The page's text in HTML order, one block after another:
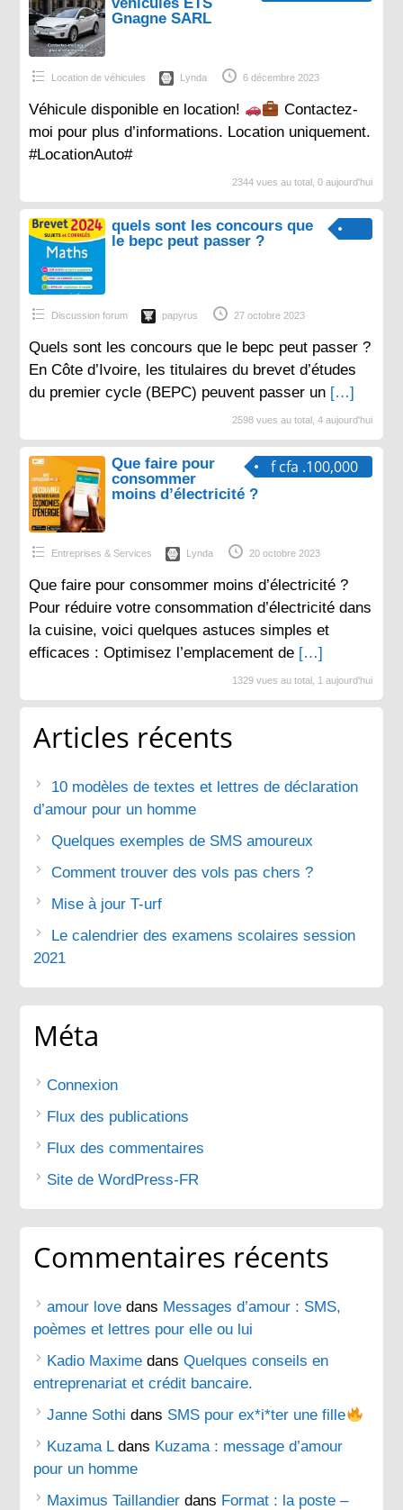
Gnagne SARL
Location de véhicules Lynda 6 décembre 2023
Véhicule disponible en location!
Contactez-
moi pour plus d’informations. Location uniquement.
#LocationAuto#
2344 vues au total, 0 aujourd'hui
quels sont les concours que
le bepc peut passer ?
Discussion forum papyrus 27 octobre 2023
Quels sont les concours que le bepc peut passer ?
En Côte d’Ivoire, les titulaires du brevet d’études
du premier cycle (BEPC) peuvent passer un […]
2598 vues au total, 4 aujourd'hui
f cfa .100,000
Que faire pour
consommer
moins d’électricité ?
Entreprises & Services Lynda 20 octobre 2023
Que faire pour consommer moins d’électricité ?
Pour réduire votre consommation d’électricité dans
la cuisine, voici quelques astuces simples et
efficaces : Optimisez l’emplacement de […]
1329 vues au total, 1 aujourd'hui
Articles récents
10 modèles de textes et lettres de déclaration
d’amour pour un homme
Quelques exemples de SMS amoureux
Comment trouver des vols pas chers ?
Mise à jour T-urf
Le calendrier des examens scolaires session
2021
Méta
Connexion
Flux des publications
Flux des commentaires
Site de WordPress-FR
Commentaires récents
amour love dans Messages d’amour : SMS,
poèmes et lettres pour elle ou lui
Kadio Maxime dansQuelques conseils en
entreprenariat et crédit bancaire.
Janne Sothi dans SMS pour ex*i*ter une fille
Kuzama Ldans Kuzama : message d’amour
pour un homme
Maximus Taillandier dans Format : la poste –